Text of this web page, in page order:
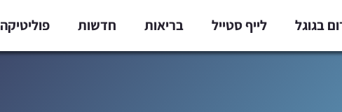
בגוגל לייף סטייל בריאות חדשות פוליטיקה